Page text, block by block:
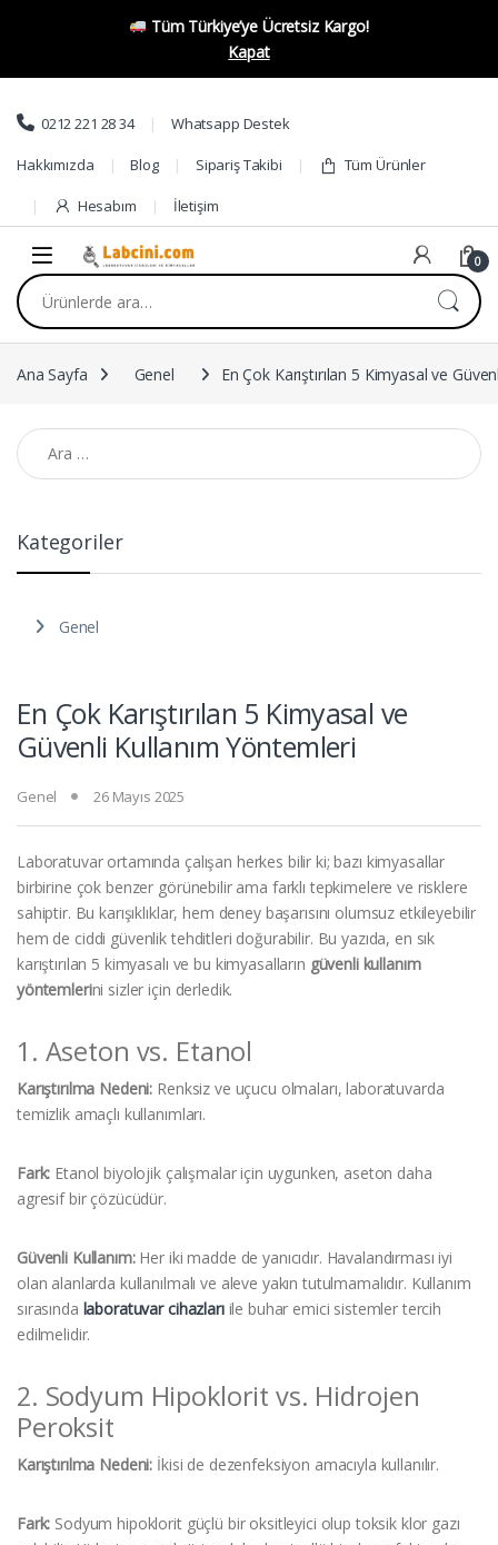
Tüm Türkiye’ye Ücretsiz Kargo!
Kapat
Skip to navigation
Skip to content
0212 221 28 34 Whatsapp Destek
Hakkımızda Blog Sipariş Takibi Tüm Ürünler
Hesabım İletişim
0
Ara:
Ana Sayfa Genel En Çok Karıştırılan 5 Kimyasal ve
En Çok Karıştırılan 5 Kimyasal ve
Güvenli Kullanım Yöntemleri
Genel 26 Mayıs 2025
Laboratuvar ortamında çalışan herkes bilir ki; bazı kimyasallar
birbirine çok benzer görünebilir ama farklı tepkimelere ve risklere
sahiptir. Bu karışıklıklar, hem deney başarısını olumsuz etkileyebilir
hem de ciddi güvenlik tehditleri doğurabilir. Bu yazıda, en sık
karıştırılan 5 kimyasalı ve bu kimyasalların güvenli kullanım
yöntemlerini sizler için derledik.
1. Aseton vs. Etanol
Karıştırılma Nedeni: Renksiz ve uçucu olmaları, laboratuvarda
temizlik amaçlı kullanımları.
Fark: Etanol biyolojik çalışmalar için uygunken, aseton daha
agresif bir çözücüdür.
Güvenli Kullanım:Her iki madde de yanıcıdır. Havalandırması iyi
olan alanlarda kullanılmalı ve aleve yakın tutulmamalıdır. Kullanım
sırasında laboratuvar cihazlarıile buhar emici sistemler tercih
edilmelidir.
2. Sodyum Hipoklorit vs. Hidrojen
Peroksit
Karıştırılma Nedeni: İkisi de dezenfeksiyon amacıyla kullanılır.
Fark: Sodyum hipoklorit güçlü bir oksitleyici olup toksik klor gazı
Arama:
Kategoriler
Genel